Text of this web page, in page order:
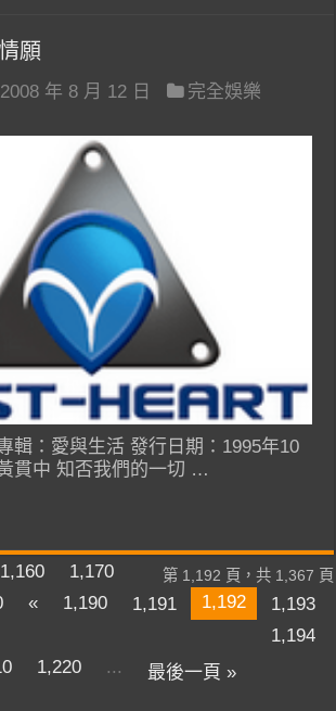
願
2008 年 8 月 12 日
完全娛樂
輯：愛與生活 發行日期：1995年10
貫中 知否我們的一切 …
第 1,192 頁，共 1,367 頁
1,160
1,170
« 1,190 1,191 1,192
1,193
1,194
1,220 ... 最後一頁 »